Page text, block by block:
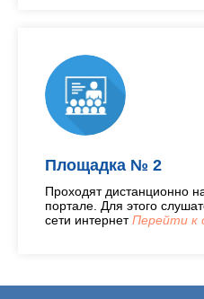
Площадка № 2
Проходят дистанционно
портале. Для этого
сети интернетПерейти к